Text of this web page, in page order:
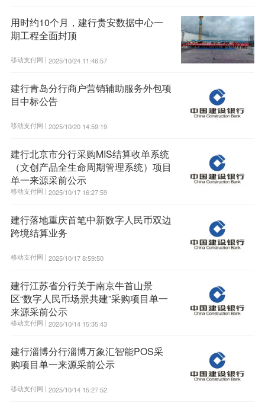
用时约10个月，建行贵安数据中心一
期工程全面封顶
移动支付网 | 2025/10/24 11:46:57
建行青岛分行商户营销辅助服务外包项
目中标公告
移动支付网 | 2025/10/20 14:59:19
建行北京市分行采购MIS结算收单系统
（文创产品全生命周期管理系统）项目
单一来源采前公示
移动支付网 | 2025/10/17 16:27:59
建行落地重庆首笔中新数字人民币双边
跨境结算业务
移动支付网 | 2025/10/17 8:59:50
建行江苏省分行关于南京牛首山景
区“数字人民币场景共建”采购项目单一
来源采前公示
移动支付网 | 2025/10/14 15:35:43
建行淄博分行淄博万象汇智能POS采
购项目单一来源采前公示
移动支付网 | 2025/10/14 15:27:52